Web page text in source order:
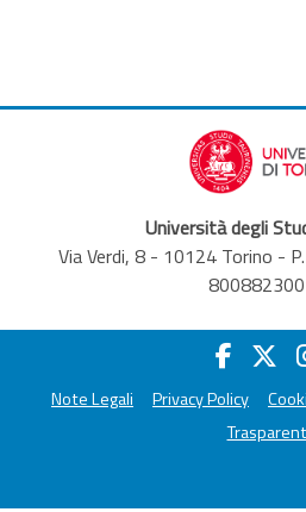
Università degli
Via Verdi, 8 - 10124 Torino -
Note Legali Privacy Policy